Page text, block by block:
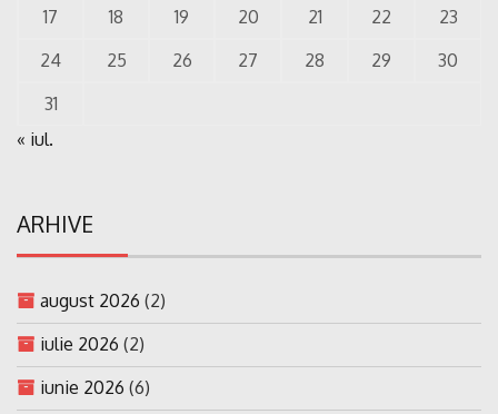
17
18 19 20 21 22
23
24
25 26 27 28 29
30
31
« iul.
ARHIVE
august 2026 (2)
iulie 2026 (2)
iunie 2026 (6)